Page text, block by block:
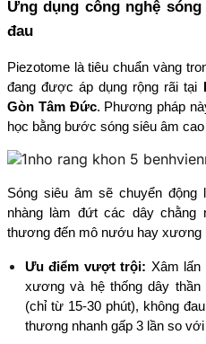
Ứng dụng công nghệ
đau
Piezotome là tiêu chuẩn vàng
đang được áp dụng rộng rãi tại
Gòn Tâm Đức. Phương pháp
học bằng bước sóng siêu âm
Sóng siêu âm sẽ chuyển động
nhàng làm đứt các dây chằng
thương đến mô nướu hay xương
Ưu điểm vượt trội: Xâm lấn
xương và hệ thống dây
(chỉ từ 15-30 phút), không
thương nhanh gấp 3 lần so